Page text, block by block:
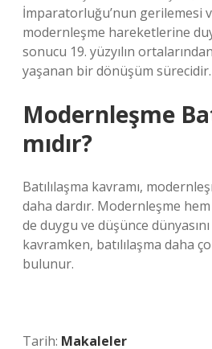
İmparatorluğu’nun gerilemesi
modernleşme hareketlerine
sonucu 19. yüzyılın
yaşanan bir dönüşüm sürecidir.
Modernleşme
mıdır?
Batılılaşma kavramı,
daha dardır. Modernleşme
de duygu ve düşünce
kavramken, batılılaşma daha
bulunur.
Tarih: Makaleler